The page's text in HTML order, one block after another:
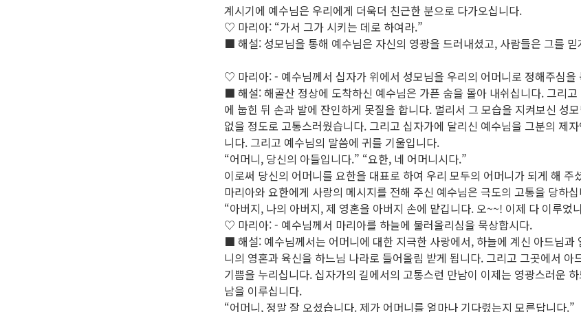
계시기에 예수님은 우리에게 더욱더 친근한 분으로 다가오십니다.
♡ 마리아: “가서 그가 시키는 데로 하여라.”
■ 해설: 성모님을 통해 예수님은 자신의 영광을 드러내셨고, 사람들은 그를
♡ 마리아: - 예수님께서 십자가 위에서 성모님을 우리의 어머니로 정해주심을
■ 해설: 해골산 정상에 도착하신 예수님은 가픈 숨을 몰아 내쉬십니다. 그리
에 눕힌 뒤 손과 발에 잔인하게 못질을 합니다. 멀리서 그 모습을 지켜보신 성
없을 정도로 고통스러웠습니다. 그리고 십자가에 달리신 예수님을 그분의 제
니다. 그리고 예수님의 말씀에 귀를 기울입니다.
“어머니, 당신의 아들입니다.” “요한, 네 어머니시다.”
이로써 당신의 어머니를 요한을 대표로 하여 우리 모두의 어머니가 되게 해 주
마리아와 요한에게 사랑의 메시지를 전해 주신 예수님은 극도의 고통을 당하
“아버지, 나의 아버지, 제 영혼을 아버지 손에 맡깁니다. 오~~! 이제 다 이루었
♡ 마리아: - 예수님께서 마리아를 하늘에 불러올리심을 묵상합시다.
■ 해설: 예수님께서는 어머니에 대한 지극한 사랑에서, 하늘에 계신 아드님과
니의 영혼과 육신을 하느님 나라로 들어올림 받게 됩니다. 그리고 그곳에서 아
기쁨을 누리십니다. 십자가의 길에서의 고통스런 만남이 이제는 영광스러운
남을 이루십니다.
“어머니, 정말 잘 오셨습니다. 제가 어머니를 얼마나 기다렸는지 모른답니다.”